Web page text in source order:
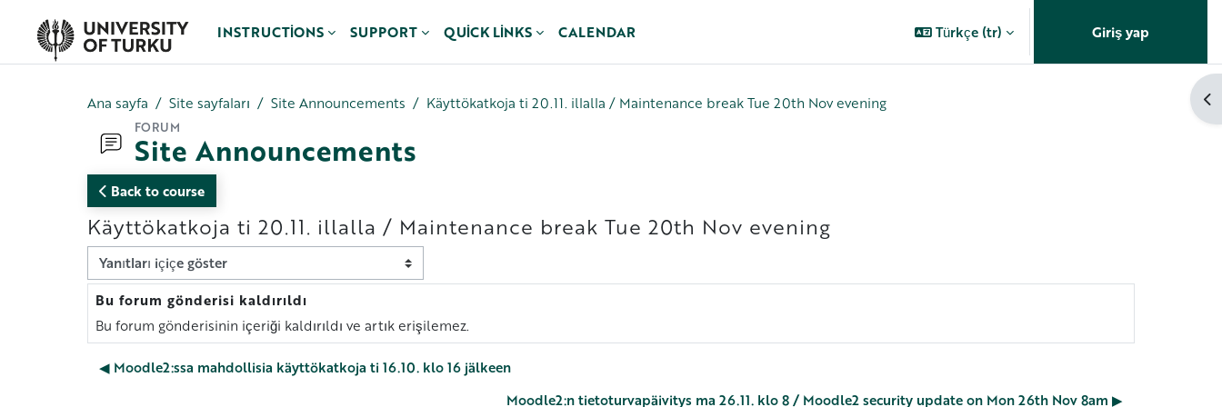
INSTRUCTIONS
SUPPORT QUICK LINKS CALENDAR Türkçe ‎(tr)‎ Giriş yap
Ana sayfa Site sayfaları Site Announcements Käyttökatkoja ti 20.11. illalla / Maintenance break Tue 20th Nov evening
FORUM
Site Announcements
Back to course
Käyttökatkoja ti 20.11. illalla / Maintenance break Tue 20th Nov evening
Görünüm modu
Bu forum gönderisi kaldırıldı
Yanıt sayısı: 0
Bu forum gönderisinin içeriği kaldırıldı ve artık erişilemez.
◀︎ Moodle2:ssa mahdollisia käyttökatkoja ti 16.10. klo 16 jälkeen
Moodle2:n tietoturvapäivitys ma 26.11. klo 8 / Moodle2 security update on Mon 26th Nov 8am ▶︎